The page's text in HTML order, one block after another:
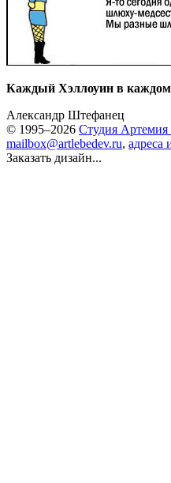
Каждый Хэллоуин в каждом
Александр Штефанец
© 1995–2026 Студия Артемия
mailbox@artlebedev.ru, адреса
Заказать дизайн...